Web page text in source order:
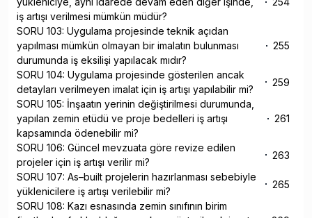
iş artışı verilmesi mümkün müdür?
SORU 103: Uygulama projesinde teknik açıdan
yapılması mümkün olmayan bir imalatın bulunması
durumunda iş eksilişi yapılacak mıdır?
255
SORU 104: Uygulama projesinde gösterilen ancak
detayları verilmeyen imalat için iş artışı yapılabilir mi?
259
SORU 105: İnşaatın yerinin değiştirilmesi durumunda,
yapılan zemin etüdü ve proje bedelleri iş artışı
kapsamında ödenebilir mi?
261
SORU 106: Güncel mevzuata göre revize edilen
projeler için iş artışı verilir mi?
263
SORU 107: As–built projelerin hazırlanması sebebiyle
yüklenicilere iş artışı verilebilir mi?
265
SORU 108: Kazı esnasında zemin sınıfının birim